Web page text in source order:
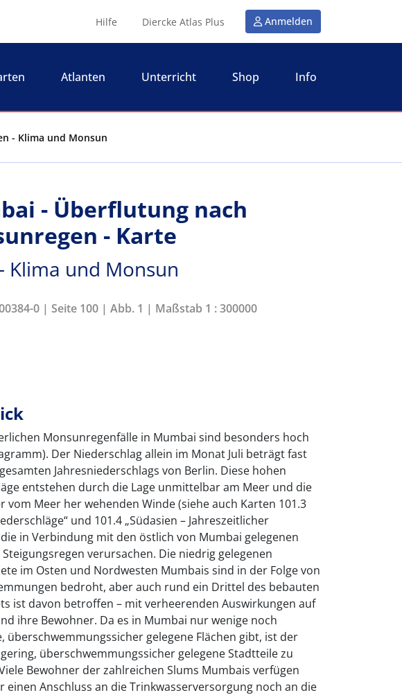
Hilfe Diercke Atlas Plus Anmelden
Atlanten Unterricht Shop Info
- Klima und Monsun
- Überflutung nach
- Karte
Klima und Monsun
0 | Seite 100 | Abb. 1 | Maßstab 1 : 300000
Monsunregenfälle in Mumbai sind besonders hoch
Der Niederschlag allein im Monat Juli beträgt fast
Jahresniederschlags von Berlin. Diese hohen
entstehen durch die Lage unmittelbar am Meer und die
vom Meer her wehenden Winde (siehe auch Karten 101.3
und 101.4 „Südasien – Jahreszeitlicher
die in Verbindung mit den östlich von Mumbai gelegenen
verursachen. Die niedrig gelegenen
im Osten und Nordwesten Mumbais sind in der Folge von
bedroht, aber auch rund ein Drittel des bebauten
ist davon betroffen – mit verheerenden Auswirkungen auf
ihre Bewohner. Da es in Mumbai nur wenige noch
überschwemmungssicher gelegene Flächen gibt, ist der
überschwemmungssicher gelegene Stadtteile zu
Bewohner der zahlreichen Slums Mumbais verfügen
einen Anschluss an die Trinkwasserversorgung noch an die